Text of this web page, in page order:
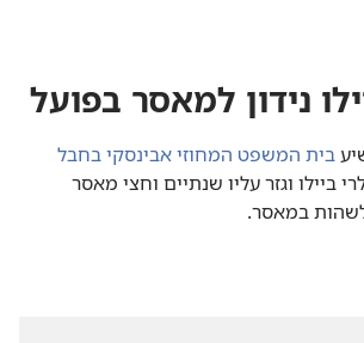
נידון למאסר בפועל
בית המשפט המחוזי אבינסקי בחבל
ביילו וגזר עליו שנתיים וחצי מאסר
במאסר.‏